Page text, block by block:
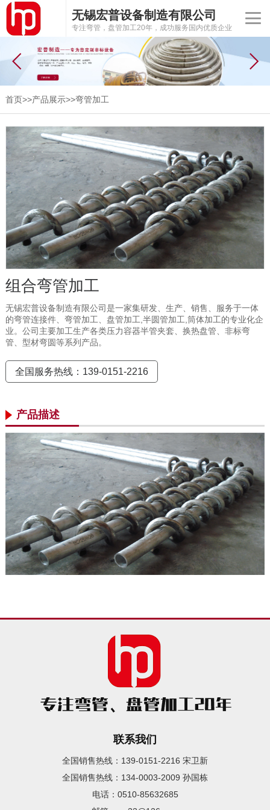
无锡宏普设备制造有限公司
专注弯管，盘管加工20年，成功服务国内优质企业
首页>>产品展示>>弯管加工
组合弯管加工
无锡宏普设备制造有限公司是一家集研发、生产、销售、服务于一体
的弯管连接件、弯管加工、盘管加工,半圆管加工,筒体加工的专业化企
业。公司主要加工生产各类压力容器半管夹套、换热盘管、非标弯
管、型材弯圆等系列产品。
全国服务热线：139-0151-2216
产品描述
联系我们
全国销售热线：139-0151-2216 宋卫新
全国销售热线：134-0003-2009 孙国栋
电话：0510-85632685